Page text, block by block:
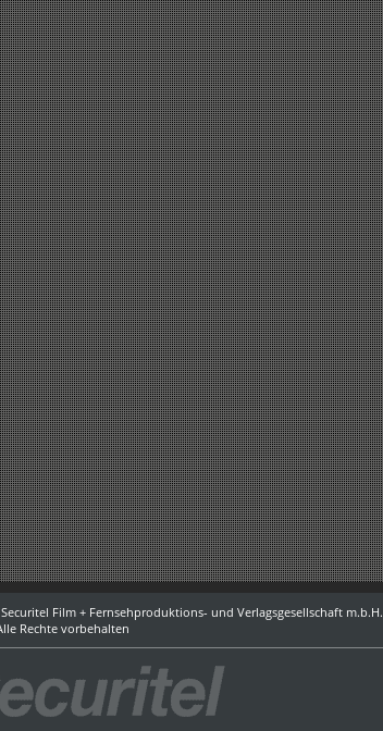
Film + Fernsehproduktions- und Verlagsgesellschaft m.b.H.
Rechte vorbehalten